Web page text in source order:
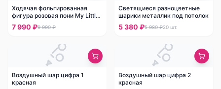
Ходячая фольгированная
фигура розовая пони My Little
Pony
7 990 ₽9 990 ₽
Светящиеся разноцветные
шарики металлик под потолок
5 380 ₽5 980 ₽20 шт.
Воздушный шар цифра 1
красная
Воздушный шар цифра 2
красная